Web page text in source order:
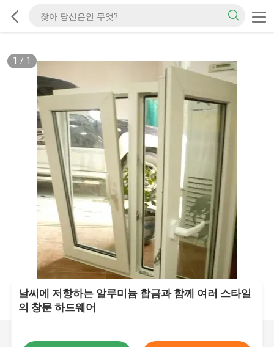
1 / 1
날씨에 저항하는 알루미늄 합금과 함께 여러 스타일
의 창문 하드웨어